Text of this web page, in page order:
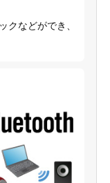
クなどができ、